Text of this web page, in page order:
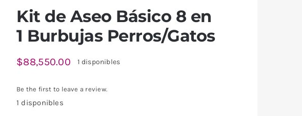
Kit de Aseo Básico 8 en
1 Burbujas Perros/Gatos
$88,550.00 1 disponibles
Be the first to leave a review.
1 disponibles